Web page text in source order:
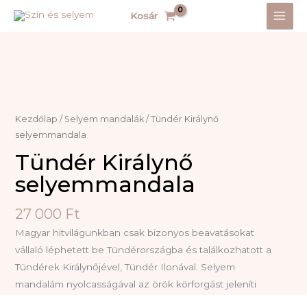
Kosár
Kezdőlap / Selyem mandalák / Tündér Királynő
selyemmandala
Tündér Királynő
selyemmandala
27 000 Ft
Magyar hitvilágunkban csak bizonyos beavatásokat
vállaló léphetett be Tündérországba és találkozhatott a
Tündérek Királynőjével, Tündér Ilonával. Selyem
mandalám nyolcasságával az örök körforgást jeleníti